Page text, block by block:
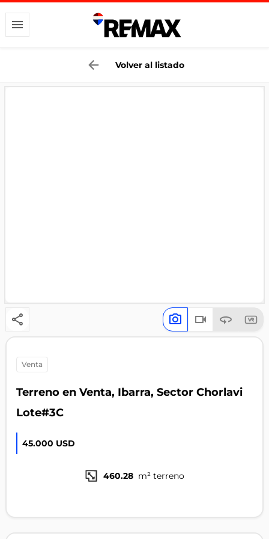
Volver al listado
venta
Terreno en Venta, Ibarra, Sector Chorlavi
Lote#3C
45.000 USD
460.28 m² terreno